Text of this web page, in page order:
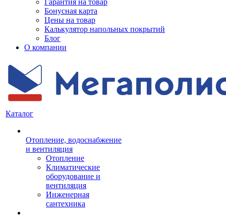
Гарантия на товар
Бонусная карта
Цены на товар
Калькулятор напольных покрытий
Блог
О компании
Каталог
Отопление, водоснабжение
и вентиляция
Отопление
Климатические
оборудование и
вентиляция
Инженерная
сантехника